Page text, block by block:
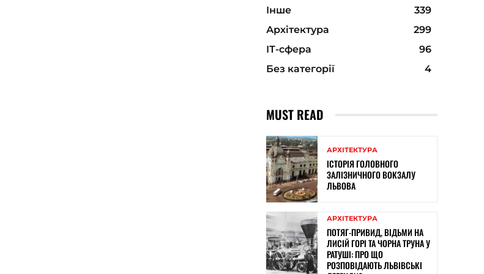
Інше
339
Архітектура
299
ІТ-сфера
96
Без категорії
4
MUST READ
АРХІТЕКТУРА
ІСТОРІЯ ГОЛОВНОГО
ЗАЛІЗНИЧНОГО ВОКЗАЛУ
ЛЬВОВА
АРХІТЕКТУРА
ПОТЯГ-ПРИВИД, ВІДЬМИ НА
ЛИСІЙ ГОРІ ТА ЧОРНА ТРУНА У
РАТУШІ: ПРО ЩО
РОЗПОВІДАЮТЬ ЛЬВІВСЬКІ